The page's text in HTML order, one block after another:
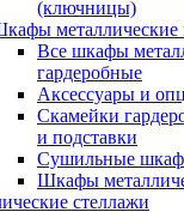
(ключницы)
металлические
Все шкафы
гардеробные
Аксессуары и
Скамейки
и подставки
Сушильные
Шкафы
стеллажи